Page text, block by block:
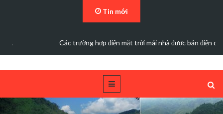
Tin mới
Các trường hợp điện mặt trời mái nhà được bán điện dư